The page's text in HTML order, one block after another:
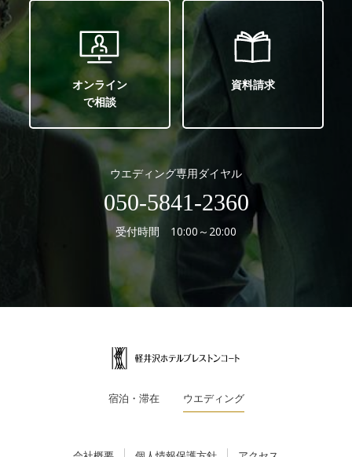
オンライン
で相談
資料請求
ウエディング専用ダイヤル
050-5841-2360
受付時間 10:00～20:00
宿泊・滞在 ウエディング